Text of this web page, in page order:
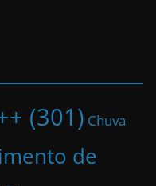
(301) Chuva
de